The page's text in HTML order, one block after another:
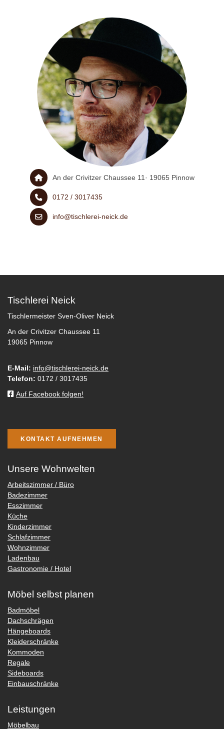
An der Crivitzer Chaussee 11· 19065 Pinnow
0172 / 3017435
info@tischlerei-neick.de
Tischlerei Neick
Tischlermeister Sven-Oliver Neick
An der Crivitzer Chaussee 11
19065 Pinnow
E-Mail: info@tischlerei-neick.de
Telefon: 0172 / 3017435
Auf Facebook folgen!
KONTAKT AUFNEHMEN
Unsere Wohnwelten
Arbeitszimmer / Büro
Badezimmer
Esszimmer
Küche
Kinderzimmer
Schlafzimmer
Wohnzimmer
Ladenbau
Gastronomie / Hotel
Möbel selbst planen
Badmöbel
Dachschrägen
Hängeboards
Kleiderschränke
Kommoden
Regale
Sideboards
Einbauschränke
Leistungen
Möbelbau